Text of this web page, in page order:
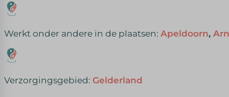
Werkt onder andere in de plaatsen: Apeldoorn,
Verzorgingsgebied: Gelderland